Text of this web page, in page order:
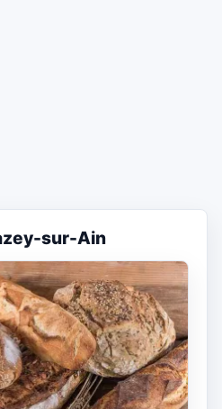
sur-Ain